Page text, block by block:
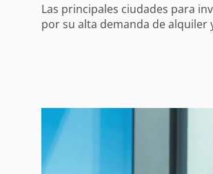
Las principales ciudades para
por su alta demanda de alquiler